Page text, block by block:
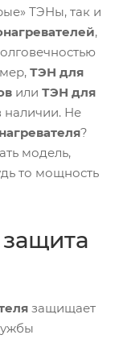
ТЭНы, так и
,
ТЭН для
или ТЭН для
наличии. Не
?
модель,
то мощность
защищает